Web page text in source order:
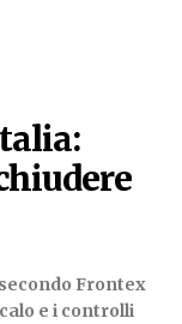
Frontex
e i controlli